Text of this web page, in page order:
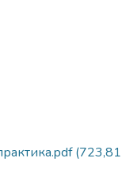
(723,81